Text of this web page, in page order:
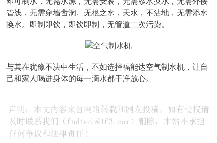
管线，无需穿墙凿洞。无根之水，天水，不沾地，无需添水
换水。即制即饮，即饮即制，无管道二次污染。
与其在犹豫不决中生活，不如选择福能达空气制水机，让自
己和家人喝进身体的每一滴水都干净放心。